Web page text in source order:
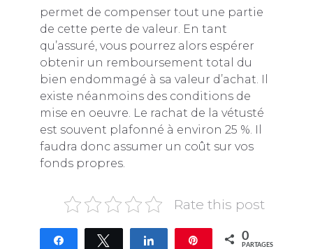
permet de compenser tout une partie
de cette perte de valeur. En tant
qu’assuré, vous pourrez alors espérer
obtenir un remboursement total du
bien endommagé à sa valeur d’achat. Il
existe néanmoins des conditions de
mise en oeuvre. Le rachat de la vétusté
est souvent plafonné à environ 25 %. Il
faudra donc assumer un coût sur vos
fonds propres.
Rate this post
Partagez Tweetez Partagez Épingle 0
PARTAGES